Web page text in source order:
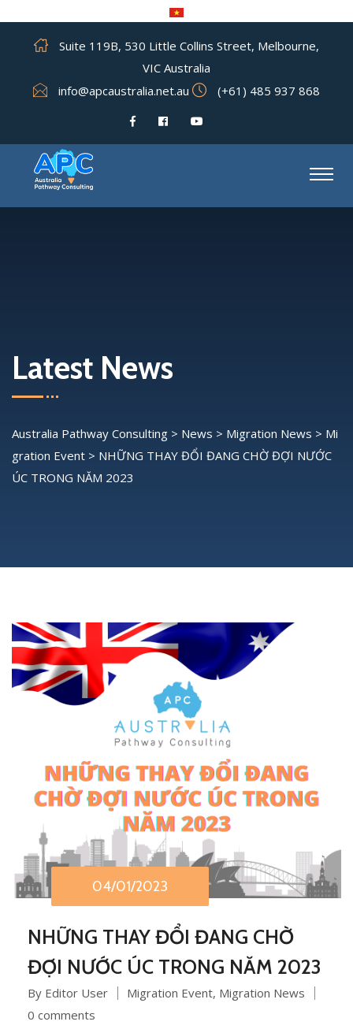
Suite 119B, 530 Little Collins Street, Melbourne,
VIC Australia
info@apcaustralia.net.au
(+61) 485 937 868
Latest News
Australia Pathway Consulting > News > Migration News > Mi
gration Event > NHỮNG THAY ĐỔI ĐANG CHỜ ĐỢI NƯỚC
ÚC TRONG NĂM 2023
04/01/2023
NHỮNG THAY ĐỔI ĐANG CHỜ
ĐỢI NƯỚC ÚC TRONG NĂM 2023
By Editor User Migration Event, Migration News
0 comments